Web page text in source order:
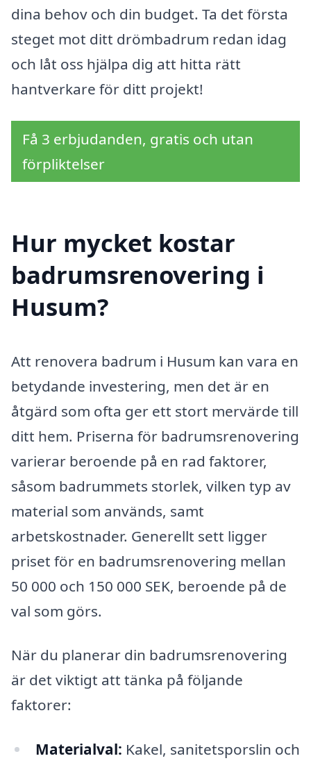
dina behov och din budget. Ta det första
steget mot ditt drömbadrum redan idag
och låt oss hjälpa dig att hitta rätt
hantverkare för ditt projekt!
Få 3 erbjudanden, gratis och utan
förpliktelser
Hur mycket kostar
badrumsrenovering i
Husum?
Att renovera badrum i Husum kan vara en
betydande investering, men det är en
åtgärd som ofta ger ett stort mervärde till
ditt hem. Priserna för badrumsrenovering
varierar beroende på en rad faktorer,
såsom badrummets storlek, vilken typ av
material som används, samt
arbetskostnader. Generellt sett ligger
priset för en badrumsrenovering mellan
50 000 och 150 000 SEK, beroende på de
val som görs.
När du planerar din badrumsrenovering
är det viktigt att tänka på följande
faktorer:
Materialval: Kakel, sanitetsporslin och